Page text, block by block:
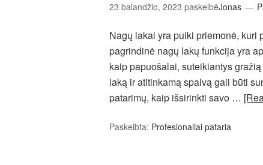
23 balandžio, 2023 paskelbėJonas
Nagų lakai yra puiki priemonė, kuri
pagrindinė nagų lakų funkcija yra
kaip papuošalai, suteikiantys
laką ir atitinkamą spalvą gali būti
patarimų, kaip išsirinkti savo …
Paskelbta: Profesionaliai pataria